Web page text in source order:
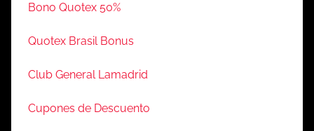
Bono Quotex 50%
Quotex Brasil Bonus
Club General Lamadrid
Cupones de Descuento